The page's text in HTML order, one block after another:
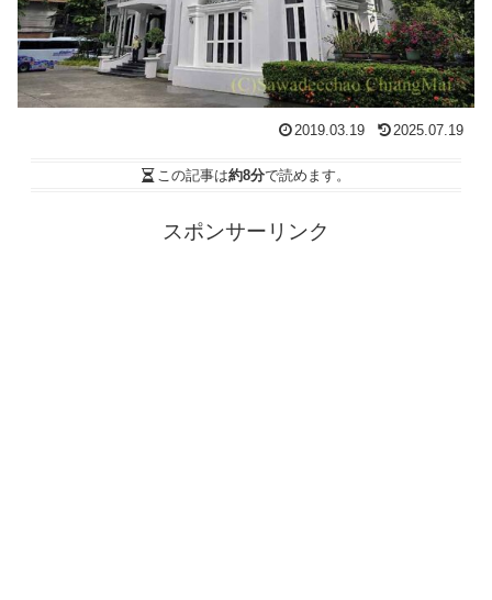
2019.03.19 2025.07.19
この記事は約8分で読めます。
スポンサーリンク